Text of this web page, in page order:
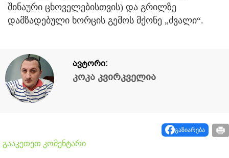
შინაური ცხოველებისთვის) და გრილზე
დამზადებული ხორცის გემოს მქონე „ძვალი“.
ავტორი:
კოკა კვირკველია
გაზიარება
გააკეთეთ კომენტარი